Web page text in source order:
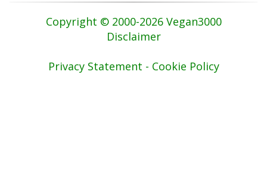
Copyright © 2000-2026 Vegan3000
Disclaimer
Privacy Statement - Cookie Policy